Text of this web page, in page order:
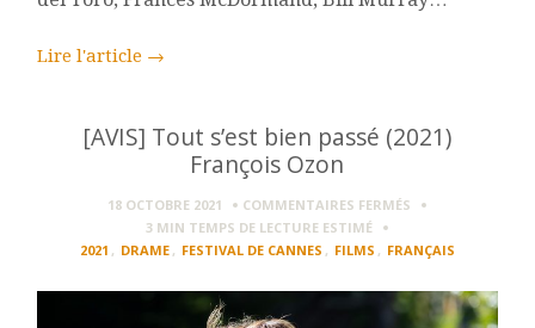
Lire l'article →
[AVIS] Tout s’est bien passé (2021)
François Ozon
18 OCTOBRE 2021 COMMENTAIRES FERMÉSSUR
TOUT
BIEN
PASSÉ
3 MIN TEMPS DE LECTURE ESTIMÉ
2021 , DRAME , FESTIVAL DE CANNES , FILMS , FRANÇAIS